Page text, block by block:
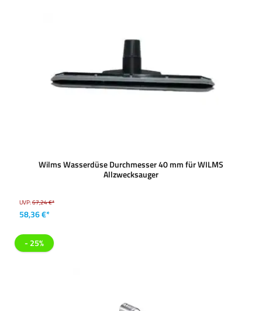
Wilms Wasserdüse Durchmesser 40 mm für WILMS
Allzwecksauger
UVP:67,24 €*
58,36 €*
- 25%